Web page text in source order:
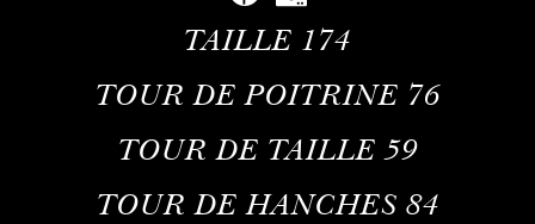
TAILLE 174
TOUR DE POITRINE 76
TOUR DE TAILLE 59
TOUR DE HANCHES 84